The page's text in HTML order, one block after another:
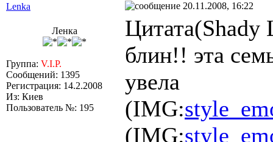
Lenka 20.11.2008, 16:22
Ленка
Группа: V.I.P.
Сообщений: 1395
Регистрация: 14.2.2008
Из: Киев
Пользователь №: 195
Цитата(Shady
блин!! эта
увела
(IMG:
(IMG: